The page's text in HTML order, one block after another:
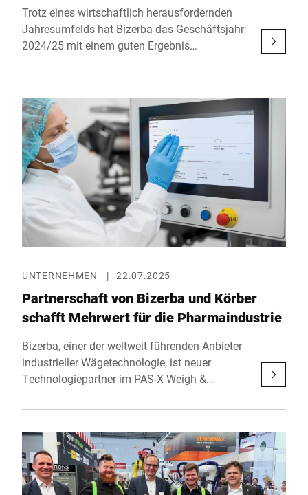
Trotz eines wirtschaftlich herausfordernden
Jahresumfelds hat Bizerba das Geschäftsjahr
2024/25 mit einem guten Ergebnis
Unternehmen aus Balingen unterstreicht damit
bestätigt seine Rolle als verlässlicher Partner
für Handwerk, Handel, Industrie und Logistik
weltweit.
UNTERNEHMEN | 22.07.2025
Partnerschaft von Bizerba und Körber
schafft Mehrwert für die Pharmaindustrie
Bizerba, einer der weltweit führenden Anbieter
industrieller Wägetechnologie, ist neuer
Technologiepartner im PAS-X Weigh &
Partnerschaft vereinfacht die Integration von
und schafft spürbaren Mehrwert für
pharmazeutische Hersteller weltweit.